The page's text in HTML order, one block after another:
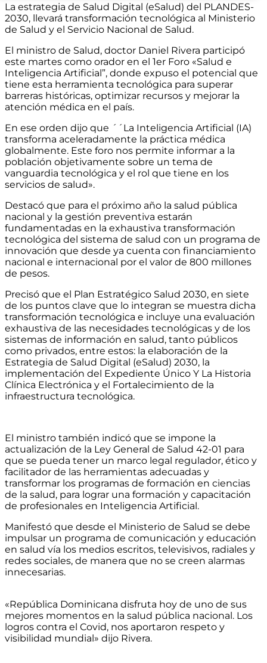
La estrategia de Salud Digital (eSalud) del PLANDES-
2030, llevará transformación tecnológica al Ministerio
de Salud y el Servicio Nacional de Salud.
El ministro de Salud, doctor Daniel Rivera participó
este martes como orador en el 1er Foro «Salud e
Inteligencia Artificial”, donde expuso el potencial que
tiene esta herramienta tecnológica para superar
barreras históricas, optimizar recursos y mejorar la
atención médica en el país.
En ese orden dijo que ´´La Inteligencia Artificial (IA)
transforma aceleradamente la práctica médica
globalmente. Este foro nos permite informar a la
población objetivamente sobre un tema de
vanguardia tecnológica y el rol que tiene en los
servicios de salud».
Destacó que para el próximo año la salud pública
nacional y la gestión preventiva estarán
fundamentadas en la exhaustiva transformación
tecnológica del sistema de salud con un programa de
innovación que desde ya cuenta con financiamiento
nacional e internacional por el valor de 800 millones
de pesos.
Precisó que el Plan Estratégico Salud 2030, en siete
de los puntos clave que lo integran se muestra dicha
transformación tecnológica e incluye una evaluación
exhaustiva de las necesidades tecnológicas y de los
sistemas de información en salud, tanto públicos
como privados, entre estos: la elaboración de la
Estrategia de Salud Digital (eSalud) 2030, la
implementación del Expediente Único Y La Historia
Clínica Electrónica y el Fortalecimiento de la
infraestructura tecnológica.
El ministro también indicó que se impone la
actualización de la Ley General de Salud 42-01 para
que se pueda tener un marco legal regulador, ético y
facilitador de las herramientas adecuadas y
transformar los programas de formación en ciencias
de la salud, para lograr una formación y capacitación
de profesionales en Inteligencia Artificial.
Manifestó que desde el Ministerio de Salud se debe
impulsar un programa de comunicación y educación
en salud vía los medios escritos, televisivos, radiales y
redes sociales, de manera que no se creen alarmas
innecesarias.
«República Dominicana disfruta hoy de uno de sus
mejores momentos en la salud pública nacional. Los
logros contra el Covid, nos aportaron respeto y
visibilidad mundial» dijo Rivera.